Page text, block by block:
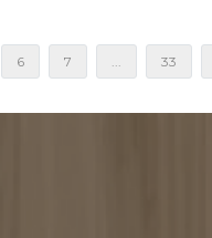
6 7 33